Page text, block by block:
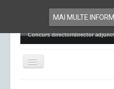
MAI MULTE
Examene Naționale
Concurs director/director
Comută
navigarea